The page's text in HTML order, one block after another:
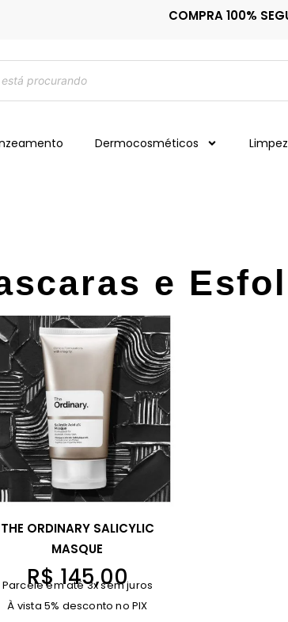
COMPRA 100%
Dermocosméticos
e
THE ORDINARY SALICYLIC
MASQUE
R$145,00
Parcele em até 3x sem juros
À vista 5% desconto no PIX